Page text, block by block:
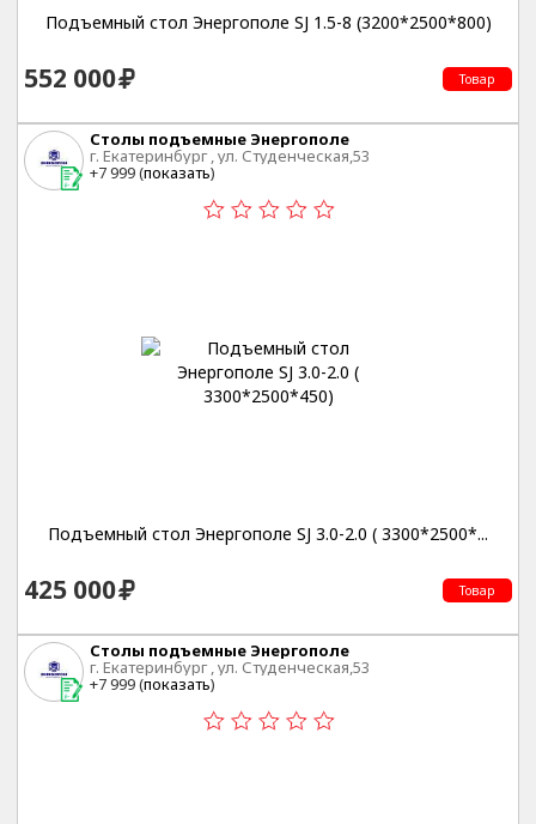
Подъемный стол Энергополе SJ 1.5-8 (3200*2500*800)
552 000 Товар
Столы подъемные Энергополе
г. Екатеринбург , ул. Студенческая,53
+7 999 (показать)
Подъемный стол Энергополе SJ 3.0-2.0 ( 3300*2500*...
425 000 Товар
Столы подъемные Энергополе
г. Екатеринбург , ул. Студенческая,53
+7 999 (показать)